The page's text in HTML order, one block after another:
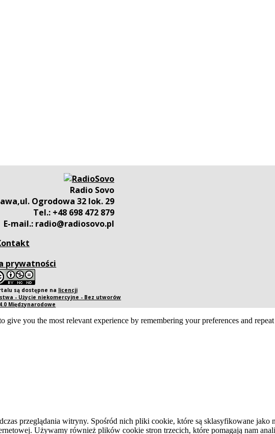
Radio Sovo
Ogrodowa 32 lok. 29
Tel.: +48 698 472 879
E-mail.: radio@radiosovo.pl
prywatności
są dostępne na licencji
- Użycie niekomercyjne - Bez utworów
Międzynarodowe
give you the most relevant experience by remembering your preferences and
przeglądania witryny. Spośród nich pliki cookie, które są sklasyfikowane jako
Używamy również plików cookie stron trzecich, które pomagają nam